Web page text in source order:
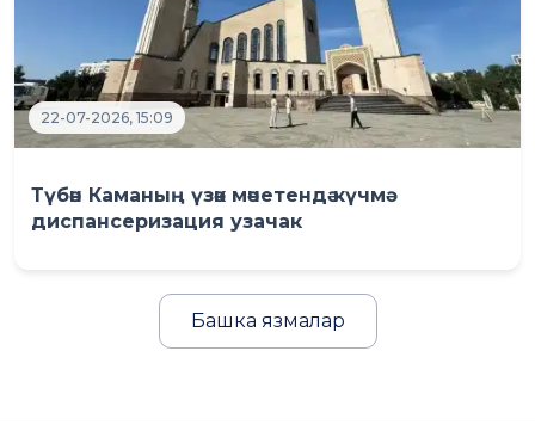
22-07-2026, 15:09
Түбән Каманың үзәк мәчетендә күчмә
диспансеризация узачак
Башка язмалар